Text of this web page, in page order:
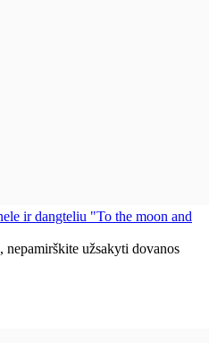
ir dangteliu "To the moon and
užsakyti dovanos